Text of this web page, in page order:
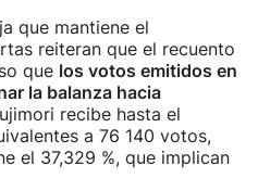
que mantiene el
reiteran que el recuento
que los votos emitidos en
la balanza hacia
recibe hasta el
a 76 140 votos,
el 37,329 %, que implican